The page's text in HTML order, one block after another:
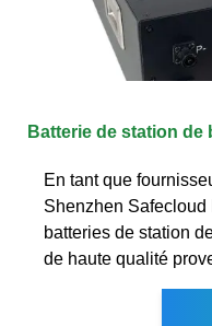
Batterie de station
En tant que
Shenzhen
batteries de station
de haute qualité